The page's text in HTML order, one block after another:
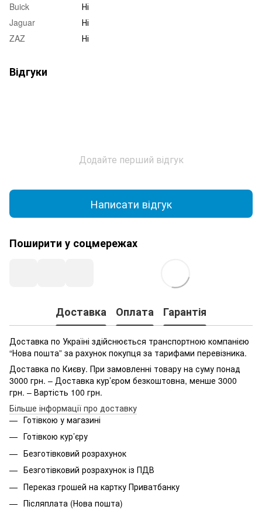
Buick
Ні
Jaguar
Ні
ZAZ
Ні
Відгуки
Додайте перший відгук
Написати відгук
Поширити у соцмережах
Доставка Оплата Гарантія
Доставка по Україні здійснюється транспортною компанією
“Нова пошта” за рахунок покупця за тарифами перевізника.
Доставка по Києву. При замовленні товару на суму понад
3000 грн. – Доставка кур’єром безкоштовна, менше 3000
грн. – Вартість 100 грн.
Більше інформації про доставку
Готівкою у магазині
Готівкою кур’єру
Безготівковий розрахунок
Безготівковий розрахунок із ПДВ
Переказ грошей на картку Приватбанку
Післяплата (Нова пошта)